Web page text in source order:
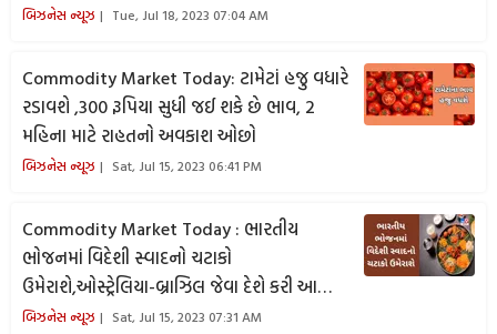
બિઝનેસ ન્યૂઝ Tue, Jul 18, 2023 07:04 AM
Commodity Market Today: ટામેટાં હજુ વધારે
રડાવશે ,300 રૂપિયા સુધી જઈ શકે છે ભાવ, 2
મહિના માટે રાહતનો અવકાશ ઓછો
બિઝનેસ ન્યૂઝ Sat, Jul 15, 2023 06:41 PM
Commodity Market Today : ભારતીય
ભોજનમાં વિદેશી સ્વાદનો ચટાકો
ઉમેરાશે,ઓસ્ટ્રેલિયા-બ્રાઝિલ જેવા દેશે કરી આ
પહેલ
બિઝનેસ ન્યૂઝ Sat, Jul 15, 2023 07:31 AM